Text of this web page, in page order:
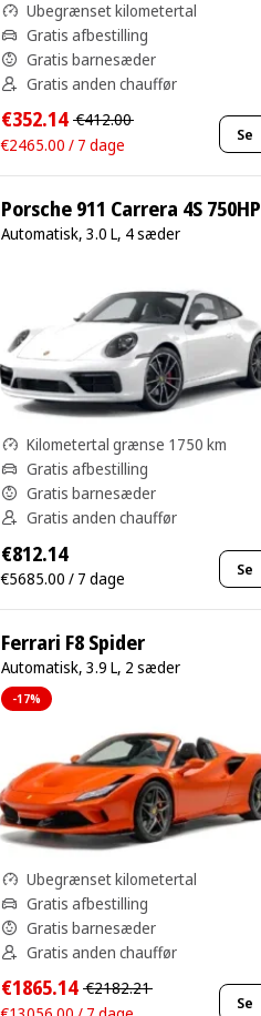
Ubegrænset kilometertal
Gratis afbestilling
Gratis barnesæder
Gratis anden chauffør
€352.14 €412.00
€2465.00 / 7 dage
Se
Porsche 911 Carrera 4S 750HP
Automatisk, 3.0 L, 4 sæder
Kilometertal grænse 1750 km
Gratis afbestilling
Gratis barnesæder
Gratis anden chauffør
€812.14
€5685.00 / 7 dage Se
Ferrari F8 Spider
Automatisk, 3.9 L, 2 sæder
-17%
Ubegrænset kilometertal
Gratis afbestilling
Gratis barnesæder
Gratis anden chauffør
€1865.14 €2182.21
Se